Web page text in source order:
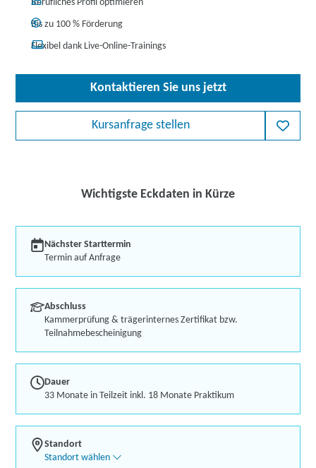
Berufliches Profil optimieren
Bis zu 100 % Förderung
Flexibel dank Live-Online-Trainings
Kontaktieren Sie uns jetzt
Kursanfrage stellen
Wichtigste Eckdaten in Kürze
Nächster Starttermin
Termin auf Anfrage
Abschluss
Kammerprüfung & trägerinternes Zertifikat bzw.
Teilnahmebescheinigung
Dauer
33 Monate in Teilzeit inkl. 18 Monate Praktikum
Standort
Standort wählen